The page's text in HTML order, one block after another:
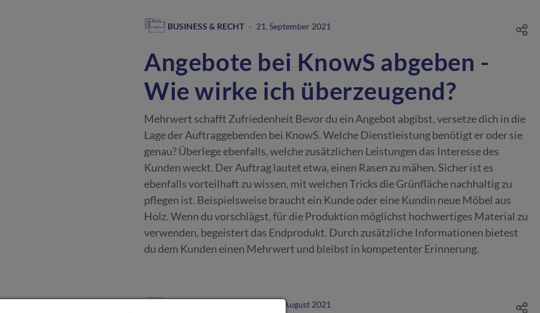
BUSINESS & RECHT · 21. September 2021
Angebote bei KnowS abgeben -
Wie wirke ich überzeugend?
Mehrwert schafft Zufriedenheit Bevor du ein Angebot abgibst, versetze dich in die
Lage der Auftraggebenden bei KnowS. Welche Dienstleistung benötigt er oder sie
genau? Überlege ebenfalls, welche zusätzlichen Leistungen das Interesse des
Kunden weckt. Der Auftrag lautet etwa, einen Rasen zu mähen. Sicher ist es
ebenfalls vorteilhaft zu wissen, mit welchen Tricks die Grünfläche nachhaltig zu
pflegen ist. Beispielsweise braucht ein Kunde oder eine Kundin neue Möbel aus
Holz. Wenn du vorschlägst, für die Produktion möglichst hochwertiges Material zu
verwenden, begeistert das Endprodukt. Durch zusätzliche Informationen bietest
du dem Kunden einen Mehrwert und bleibst in kompetenter Erinnerung.
26. August 2021